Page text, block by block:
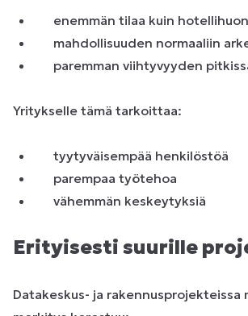
enemmän tilaa kuin
mahdollisuuden normaaliin
paremman viihtyvyyden
Yritykselle tämä tarkoittaa:
tyytyväisempää henkilöstöä
parempaa työtehoa
vähemmän keskeytyksiä
Erityisesti suurille
Datakeskus- ja rakennusprojekteissa